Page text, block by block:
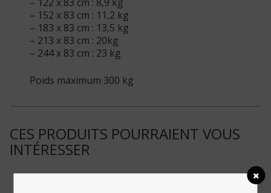
– 152 x 83 cm : 11,2 kg
– 183 x 83 cm : 13,5 kg
– 213 x 83 cm : 20kg
– 244 x 83 cm : 23 kg
Poids maximum 300 kg
CES PRODUITS POURRAIENT VOUS
INTÉRESSER